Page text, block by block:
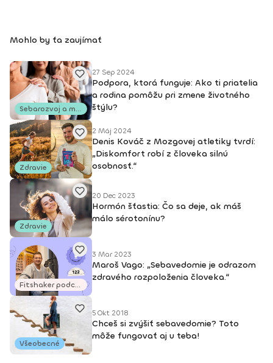
Mohlo by ťa zaujímať
Sebarozvoj a motivácia
27 Sep 2024
Podpora, ktorá funguje: Ako ti priatelia
a rodina pomôžu pri zmene životného
štýlu?
Zdravie
2 Máj 2024
Denis Kováč z Mozgovej atletiky tvrdí:
„Diskomfort robí z človeka silnú
osobnosť.“
Zdravie
20 Dec 2023
Hormón šťastia: Čo sa deje, ak máš
málo sérotonínu?
Fitshaker podcasty
3 Mar 2023
Maroš Vago: „Sebavedomie je odrazom
zdravého rozpoloženia človeka.“
Všeobecné
5 Okt 2018
Chceš si zvýšiť sebavedomie? Toto
môže fungovať aj u teba!